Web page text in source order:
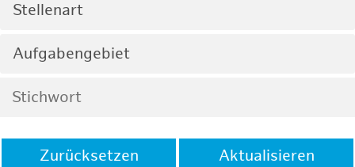
Stellenart
Aufgabengebiet
Zurücksetzen Aktualisieren